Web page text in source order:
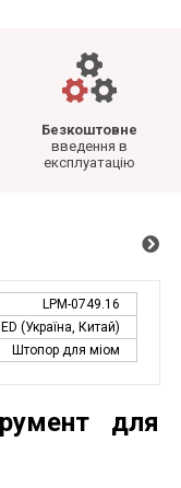
Безкоштовне
введення в
експлуатацію
LPM-0749.16
(Україна, Китай)
Штопор для міом
для